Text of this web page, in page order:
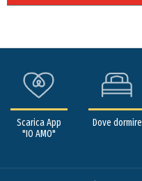
Scarica App
"IO AMO"
Dove dormire